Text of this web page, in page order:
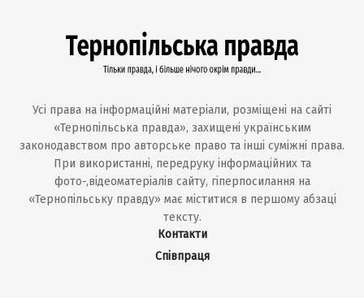
Усі права на інформаційні матеріали, розміщені на сайті
«Тернопільська правда», захищені українським
законодавством про авторське право та інші суміжні права.
При використанні, передруку інформаційних та
фото-,відеоматеріалів сайту, гіперпосилання на
«Тернопільську правду» має міститися в першому абзаці
тексту.
Контакти
Співпраця